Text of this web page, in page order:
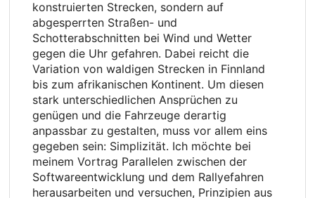
konstruierten Strecken, sondern auf
abgesperrten Straßen- und
Schotterabschnitten bei Wind und Wetter
gegen die Uhr gefahren. Dabei reicht die
Variation von waldigen Strecken in Finnland
bis zum afrikanischen Kontinent. Um diesen
stark unterschiedlichen Ansprüchen zu
genügen und die Fahrzeuge derartig
anpassbar zu gestalten, muss vor allem eins
gegeben sein: Simplizität. Ich möchte bei
meinem Vortrag Parallelen zwischen der
Softwareentwicklung und dem Rallyefahren
herausarbeiten und versuchen, Prinzipien aus